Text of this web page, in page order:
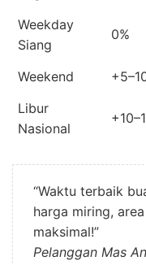
Weekday
Siang
0%
Weekend
Libur
Nasional
“Waktu terbaik
harga miring,
maksimal!”
Pelanggan Mas